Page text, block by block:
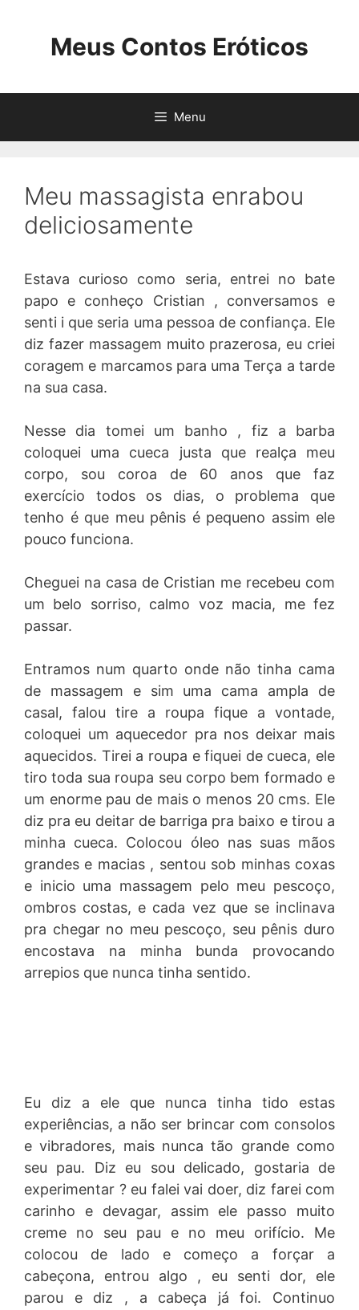
Meus Contos Eróticos
Menu
Meu massagista enrabou
deliciosamente
Estava curioso como seria, entrei no bate
papo e conheço Cristian , conversamos e
senti i que seria uma pessoa de confiança. Ele
diz fazer massagem muito prazerosa, eu criei
coragem e marcamos para uma Terça a tarde
na sua casa.
Nesse dia tomei um banho , fiz a barba
coloquei uma cueca justa que realça meu
corpo, sou coroa de 60 anos que faz
exercício todos os dias, o problema que
tenho é que meu pênis é pequeno assim ele
pouco funciona.
Cheguei na casa de Cristian me recebeu com
um belo sorriso, calmo voz macia, me fez
passar.
Entramos num quarto onde não tinha cama
de massagem e sim uma cama ampla de
casal, falou tire a roupa fique a vontade,
coloquei um aquecedor pra nos deixar mais
aquecidos. Tirei a roupa e fiquei de cueca, ele
tiro toda sua roupa seu corpo bem formado e
um enorme pau de mais o menos 20 cms. Ele
diz pra eu deitar de barriga pra baixo e tirou a
minha cueca. Colocou óleo nas suas mãos
grandes e macias , sentou sob minhas coxas
e inicio uma massagem pelo meu pescoço,
ombros costas, e cada vez que se inclinava
pra chegar no meu pescoço, seu pênis duro
encostava na minha bunda provocando
arrepios que nunca tinha sentido.
Eu diz a ele que nunca tinha tido estas
experiências, a não ser brincar com consolos
e vibradores, mais nunca tão grande como
seu pau. Diz eu sou delicado, gostaria de
experimentar ? eu falei vai doer, diz farei com
carinho e devagar, assim ele passo muito
creme no seu pau e no meu orifício. Me
colocou de lado e começo a forçar a
cabeçona, entrou algo , eu senti dor, ele
parou e diz , a cabeça já foi. Continuo